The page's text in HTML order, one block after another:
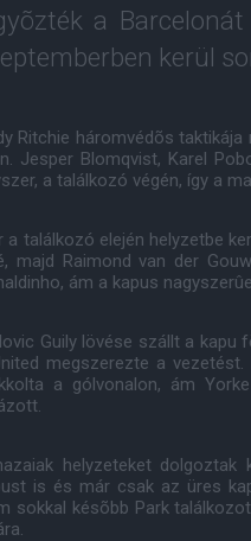
a
kerül
Ritchie háromvédõs
Jesper Blomqvist, Karel
a találkozó végén, így a
a találkozó elején helyzetbe
majd Raimond van der
ám a kapus
Guily lövése szállt a kapu
megszerezte a
a gólvonalon, ám
helyzeteket dolgoztak
is és már csak az üres
sokkal késõbb Park